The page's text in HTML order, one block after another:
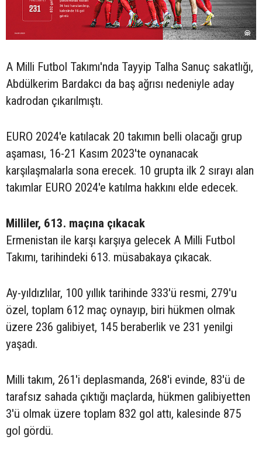
A Milli Futbol Takımı'nda Tayyip Talha Sanuç sakatlığı,
Abdülkerim Bardakcı da baş ağrısı nedeniyle aday
kadrodan çıkarılmıştı.
EURO 2024'e katılacak 20 takımın belli olacağı grup
aşaması, 16-21 Kasım 2023'te oynanacak
karşılaşmalarla sona erecek. 10 grupta ilk 2 sırayı alan
takımlar EURO 2024'e katılma hakkını elde edecek.
Milliler, 613. maçına çıkacak
Ermenistan ile karşı karşıya gelecek A Milli Futbol
Takımı, tarihindeki 613. müsabakaya çıkacak.
Ay-yıldızlılar, 100 yıllık tarihinde 333'ü resmi, 279'u
özel, toplam 612 maç oynayıp, biri hükmen olmak
üzere 236 galibiyet, 145 beraberlik ve 231 yenilgi
yaşadı.
Milli takım, 261'i deplasmanda, 268'i evinde, 83'ü de
tarafsız sahada çıktığı maçlarda, hükmen galibiyetten
3'ü olmak üzere toplam 832 gol attı, kalesinde 875
gol gördü.